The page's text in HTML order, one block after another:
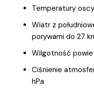
Temperatury
Wiatr z
porywami do 27
Wilgotność
Ciśnienie
hPa